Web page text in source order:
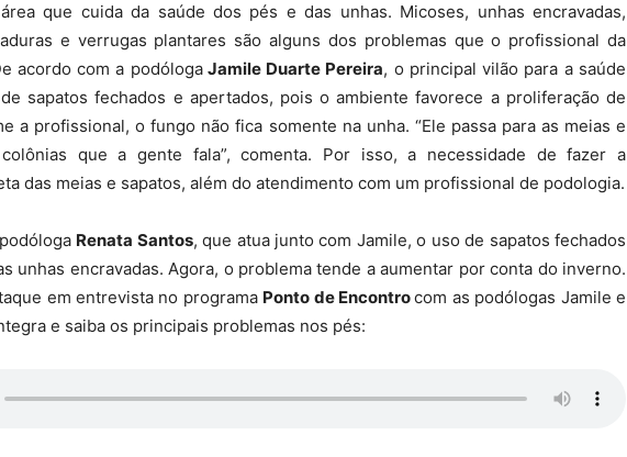
que cuida da saúde dos pés e das unhas. Micoses, unhas encravadas,
e verrugas plantares são alguns dos problemas que o profissional da
acordo com a podólogaJamile Duarte Pereira, o principal vilão para a saúde
sapatos fechados e apertados, pois o ambiente favorece a proliferação de
a profissional, o fungo não fica somente na unha. “Ele passa para as meias e
que a gente fala”, comenta. Por isso, a necessidade de fazer a
das meias e sapatos, além do atendimento com um profissional de podologia.
Renata Santos, que atua junto com Jamile, o uso de sapatos fechados
unhas encravadas. Agora, o problema tende a aumentar por conta do inverno.
em entrevista no programa Ponto de Encontrocom as podólogas Jamile e
e saiba os principais problemas nos pés: